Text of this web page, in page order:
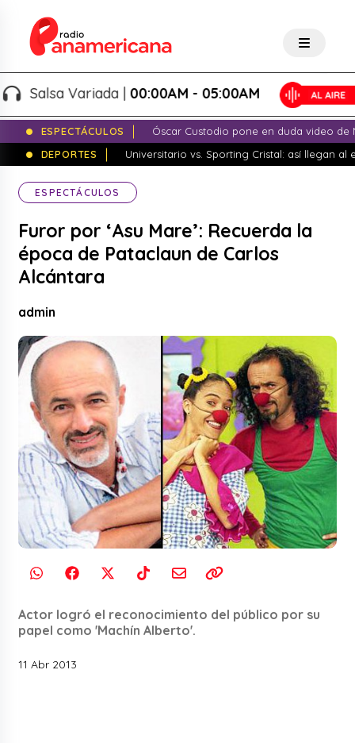
Salsa Variada |00:00AM - 05:00AM
ESPECTÁCULOS
Óscar Custodio pone en duda video de
DEPORTES
Universitario vs. Sporting Cristal: así llegan al
ESPECTÁCULOS
Furor por ‘Asu Mare’: Recuerda la
época de Pataclaun de Carlos
Alcántara
admin
Actor logró el reconocimiento del público por su
papel como 'Machín Alberto'.
11 Abr 2013